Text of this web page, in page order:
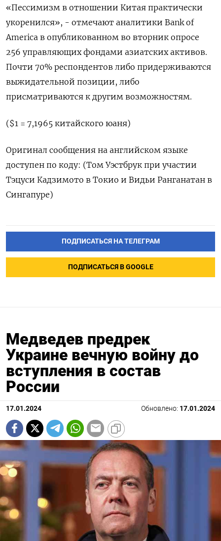
«Пессимизм в отношении Китая практически
укоренился», - отмечают аналитики Bank of
America в опубликованном во вторник опросе
256 управляющих фондами азиатских активов.
Почти 70% респондентов либо придерживаются
выжидательной позиции, либо
присматриваются к другим возможностям.
($1 = 7,1965 китайского юаня)
Оригинал сообщения на английском языке
доступен по коду: (Том Уэстбрук при участии
Тэцуси Кадзимото в Токио и Видьи Ранганатан в
Сингапуре)
ПОДПИСАТЬСЯ НА ТЕЛЕГРАМ
ПОДПИСАТЬСЯ В GOOGLE
Медведев предрек
Украине вечную войну до
вступления в состав
России
17.01.2024 Обновлено: 17.01.2024